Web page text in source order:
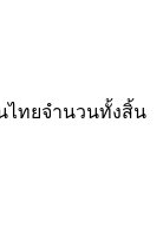
ทยจำนวนทั้งสิ้น